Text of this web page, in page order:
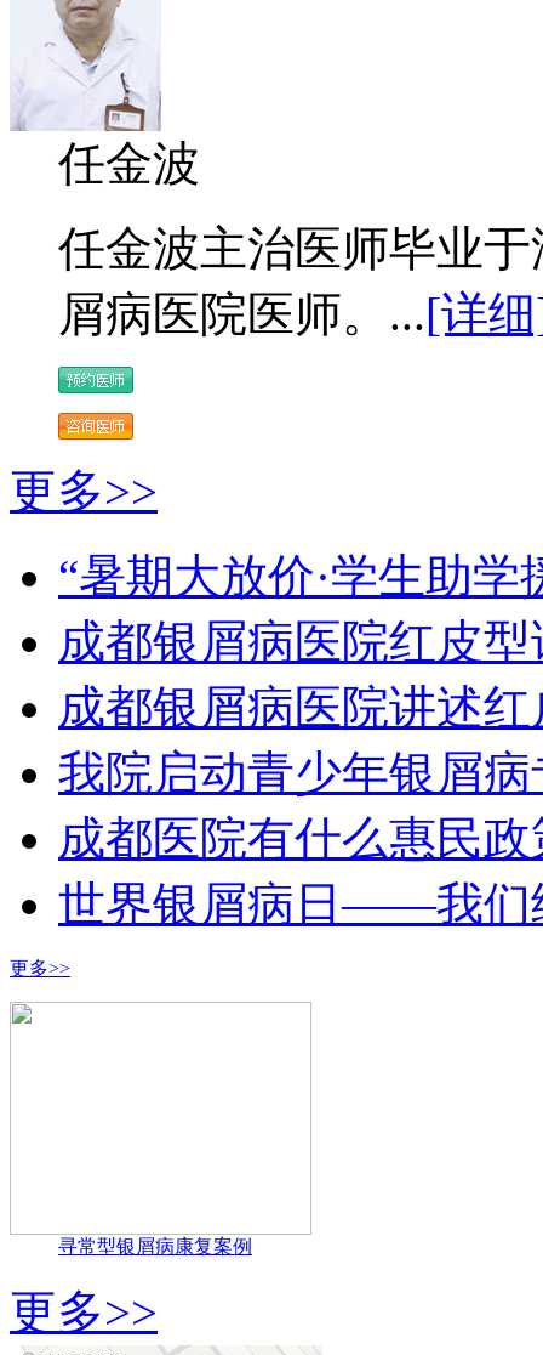
任金波
任金波主治医师毕业
屑病医院医师。...[详
更多>>
“暑期大放价·学生助学
成都银屑病医院红皮
成都银屑病医院讲述
我院启动青少年银屑
成都医院有什么惠民
世界银屑病日——我们
更多>>
寻常型银屑病康复案例
更多>>